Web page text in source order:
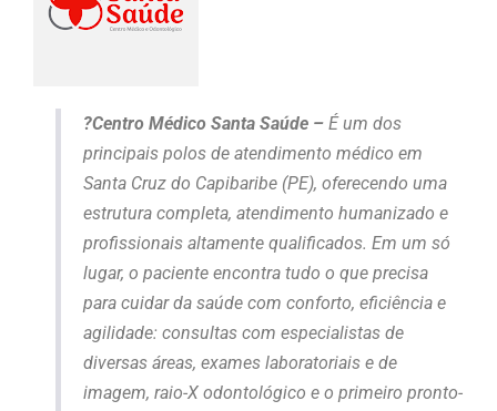
?Centro Médico Santa Saúde – É um dos
principais polos de atendimento médico em
Santa Cruz do Capibaribe (PE), oferecendo uma
estrutura completa, atendimento humanizado e
profissionais altamente qualificados. Em um só
lugar, o paciente encontra tudo o que precisa
para cuidar da saúde com conforto, eficiência e
agilidade: consultas com especialistas de
diversas áreas, exames laboratoriais e de
imagem, raio-X odontológico e o primeiro pronto-